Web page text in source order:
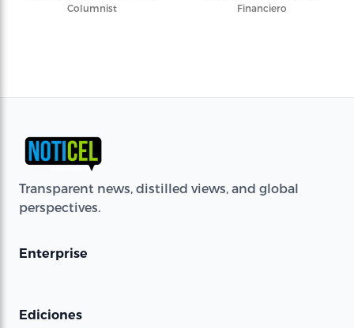
Columnist
Financiero
Transparent news, distilled views, and global
perspectives.
Enterprise
Ediciones